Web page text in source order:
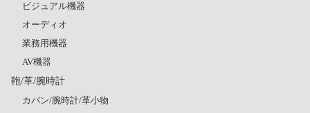
ビジュアル機器
オーディオ
業務用機器
AV機器
鞄/革/腕時計
カバン/腕時計/革小物